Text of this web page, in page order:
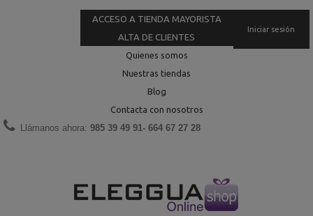
Iniciar sesión
ACCESO A TIENDA MAYORISTA
ALTA DE CLIENTES
Quienes somos
Nuestras tiendas
Blog
Contacta con nosotros
Llámanos ahora: 985 39 49 91- 664 67 27 28